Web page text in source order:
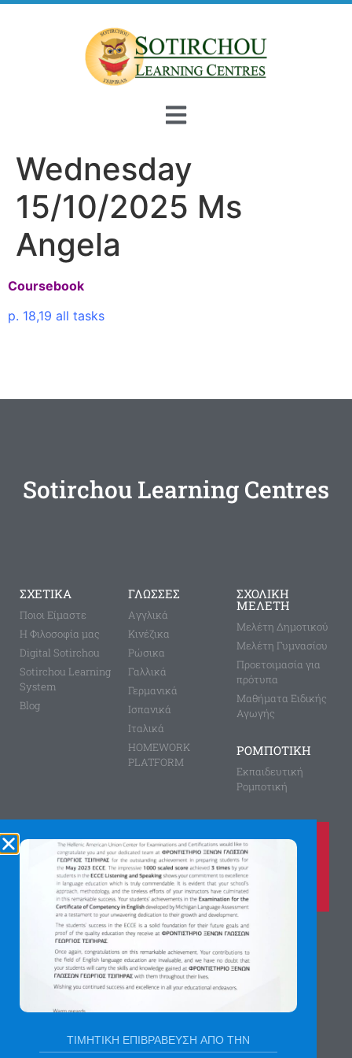
Wednesday
15/10/2025 Ms
Angela
Coursebook
p. 18,19 all tasks
Sotirchou Learning Centres
ΣΧΕΤΙΚΑ
Ποιοι Είμαστε
Η Φιλοσοφία μας
Digital Sotirchou
Sotirchou Learning
System
Blog
ΓΛΩΣΣΕΣ
Aγγλικά
Κινέζικα
Ρώσικα
Γαλλικά
Γερμανικά
Ισπανικά
Ιταλικά
HOMEWORK
PLATFORM
ΣΧΟΛΙΚΗ
ΜΕΛΕΤΗ
Μελέτη Δημοτικού
Μελέτη Γυμνασίου
Προετοιμασία για
πρότυπα
Μαθήματα Ειδικής
Αγωγής
ΡΟΜΠΟΤΙΚΗ
Εκπαιδευτική
Ρομποτική
Καλέστε μας τώρα στο
210 8028149
για περισσότερες πληροφορίες
Αγίας Παρασκευής 8, Άνω Πεύκη
Αργύρη Γεωργίου 2, Λυκόβρυση
Πατήστε εδώ για χάρτη
ΤΙΜΗΤΙΚΗ ΕΠΙΒΡΑΒΕΥΣΗ ΑΠΟ ΤΗΝ